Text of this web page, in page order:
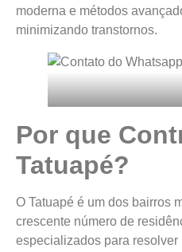
moderna e métodos
minimizando transtornos.
Por que
Tatuapé?
O Tatuapé é um dos bairros
crescente número de
especializados para resolver